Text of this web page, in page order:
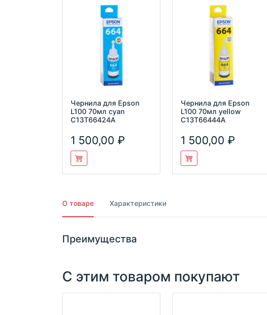
Чернила для Epson
L100 70мл cyan
C13T66424A
1 500,00
Чернила для Epson
L100 70мл yellow
C13T66444A
1 500,00
О товаре Характеристики
Преимущества
С этим товаром покупают